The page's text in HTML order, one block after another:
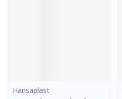
Hansaplast